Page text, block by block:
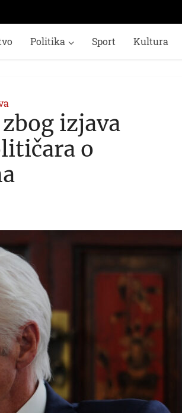
Politika Sport Kultura
izjava
o